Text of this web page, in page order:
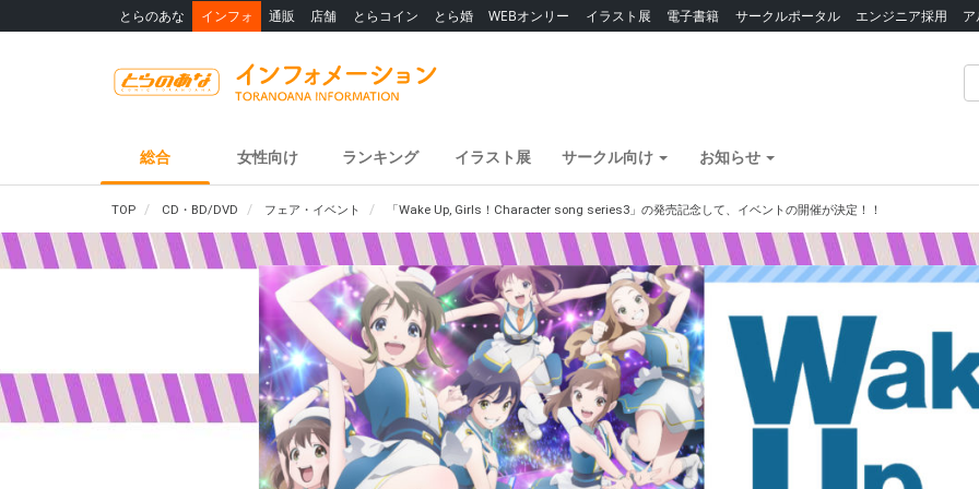
とらのあな インフォ 通販 店舗 とらコイン とら婚 WEBオンリー イラスト展 電子書籍 サークルポータル エンジニア採用
総合 女性向け ランキング イラスト展 サークル向け お知らせ
TOP CD・BD/DVD フェア・イベント 「Wake Up, Girls！Character song series3」の発売記念して、イベントの開催が決定！！